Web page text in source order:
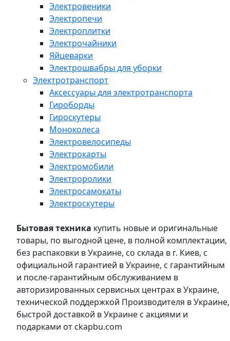
Электровеники
Электропечи
Электроплитки
Электрочайники
Яйцеварки
Электрошвабры для уборки
Электротранспорт
Аксессуары для электротранспорта
Гироборды
Гироскутеры
Моноколеса
Электровелосипеды
Электрокарты
Электромобили
Электроролики
Электросамокаты
Электроскутеры
Бытовая техника купить новые и оригинальные
товары, по выгодной цене, в полной комплектации,
без распаковки в Украине, со склада в г. Киев, с
официальной гарантией в Украине, с гарантийным
и после-гарантийным обслуживанием в
авторизированных сервисных центрах в Украине,
технической поддержкой Производителя в Украине,
быстрой доставкой в Украине с акциями и
подарками от ckapbu.com